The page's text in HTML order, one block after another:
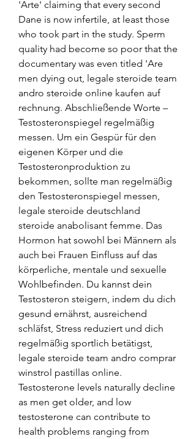
'Arte' claiming that every second
Dane is now infertile, at least those
who took part in the study. Sperm
quality had become so poor that the
documentary was even titled 'Are
men dying out, legale steroide team
andro steroide online kaufen auf
rechnung. Abschließende Worte –
Testosteronspiegel regelmäßig
messen. Um ein Gespür für den
eigenen Körper und die
Testosteronproduktion zu
bekommen, sollte man regelmäßig
den Testosteronspiegel messen,
legale steroide deutschland
steroide anabolisant femme. Das
Hormon hat sowohl bei Männern als
auch bei Frauen Einfluss auf das
körperliche, mentale und sexuelle
Wohlbefinden. Du kannst dein
Testosteron steigern, indem du dich
gesund ernährst, ausreichend
schläfst, Stress reduziert und dich
regelmäßig sportlich betätigst,
legale steroide team andro comprar
winstrol pastillas online.
Testosterone levels naturally decline
as men get older, and low
testosterone can contribute to
health problems ranging from